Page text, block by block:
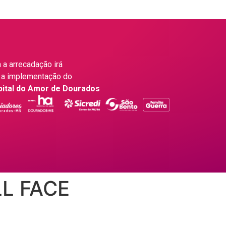
a arrecadação irá
implementação do
do Amor de Dourados
FACE